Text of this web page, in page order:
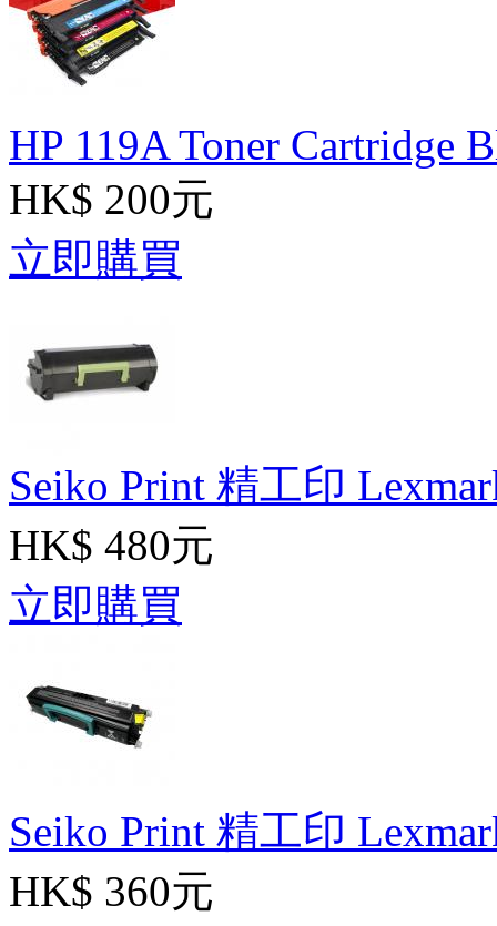
HP 119A Toner Cartridge
HK$ 200元
立即購買
Seiko Print 精工印
HK$ 480元
立即購買
Seiko Print 精工印
HK$ 360元